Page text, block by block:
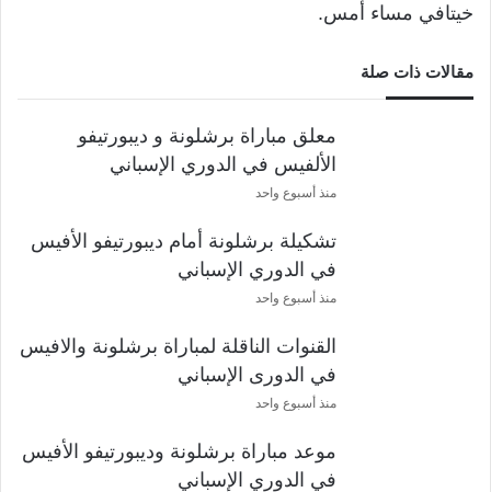
خيتافي مساء أمس.
مقالات ذات صلة
معلق مباراة برشلونة و ديبورتيفو
الألفيس في الدوري الإسباني
منذ أسبوع واحد
تشكيلة برشلونة أمام ديبورتيفو الأفيس
في الدوري الإسباني
منذ أسبوع واحد
القنوات الناقلة لمباراة برشلونة والافيس
في الدورى الإسباني
منذ أسبوع واحد
موعد مباراة برشلونة وديبورتيفو الأفيس
في الدوري الإسباني